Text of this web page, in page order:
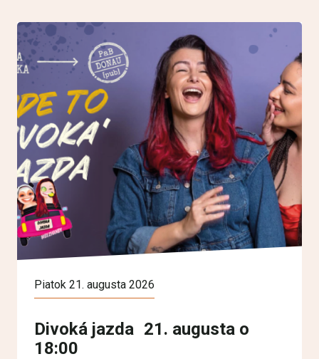
Piatok 21. augusta 2026
Divoká jazda 21. augusta o
18:00